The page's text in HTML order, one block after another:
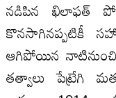
నడిపిన ఖిలాఫత్‌
కొనసాగినప్పటికీ
ఆగిపోయిన నాటినుంచి
తత్వాలు పేట్రేగి